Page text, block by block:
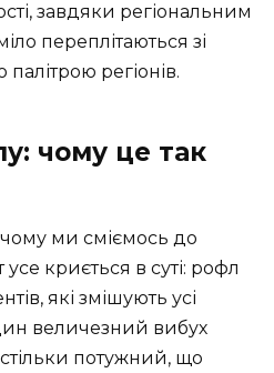
завдяки регіональним
переплітаються зі
регіонів.
чому це так
ми сміємось до
усе криється в суті: рофл
які змішують усі
величезний вибух
потужний, що